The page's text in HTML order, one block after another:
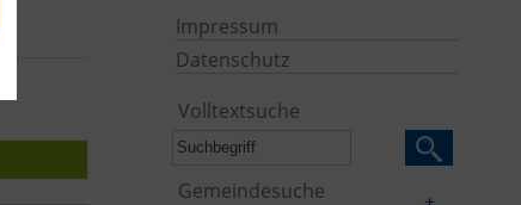
Impressum
Datenschutz
Volltextsuche
Gemeindesuche